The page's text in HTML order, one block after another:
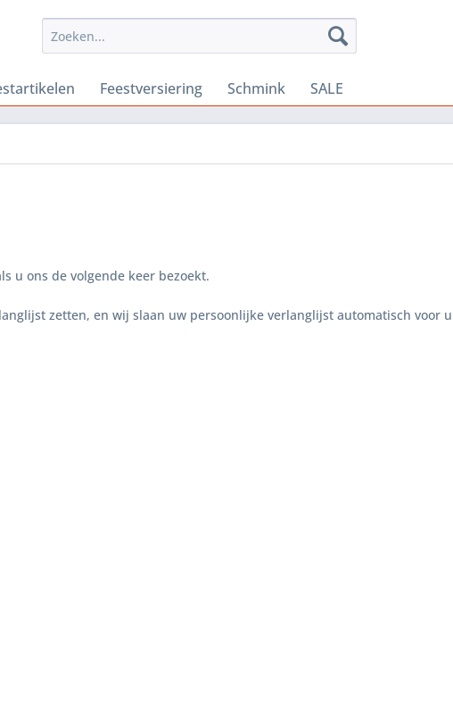
Feestversiering Schmink SALE
u ons de volgende keer bezoekt.
zetten, en wij slaan uw persoonlijke verlanglijst automatisch voor